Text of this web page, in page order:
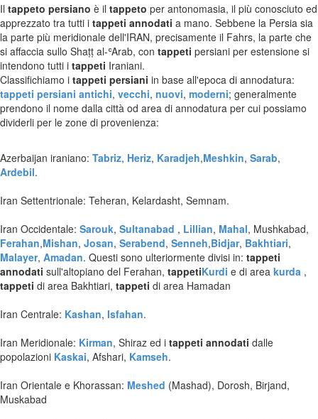
Il tappeto persiano è il tappeto per antonomasia, il più conosciuto ed
apprezzato tra tutti i tappeti annodati a mano. Sebbene la Persia sia
la parte più meridionale dell'IRAN, precisamente il Fahrs, la parte che
si affaccia sullo Shaṭṭ al-ʿArab, con tappeti persiani per estensione si
intendono tutti i tappeti Iraniani.
Classifichiamo i tappeti persiani in base all'epoca di annodatura:
tappeti persiani antichi, vecchi, nuovi, moderni; generalmente
prendono il nome dalla città od area di annodatura per cui possiamo
dividerli per le zone di provenienza:
Azerbaijan iraniano: Tabriz, Heriz, Karadjeh,Meshkin, Sarab,
Ardebil.
Iran Settentrionale: Teheran, Kelardasht, Semnam.
Iran Occidentale: Sarouk, Sultanabad , Lillian, Mahal, Mushkabad,
Ferahan,Mishan, Josan, Serabend, Senneh,Bidjar, Bakhtiari,
Malayer, Amadan. Questi sono ulteriormente divisi in: tappeti
annodati sull'altopiano del Ferahan, tappetiKurdi e di area kurda ,
tappeti di area Bakhtiari, tappeti di area Hamadan
Iran Centrale: Kashan, Isfahan.
Iran Meridionale: Kirman, Shiraz ed i tappeti annodati dalle
popolazioni Kaskai, Afshari, Kamseh.
Iran Orientale e Khorassan: Meshed (Mashad), Dorosh, Birjand,
Muskabad